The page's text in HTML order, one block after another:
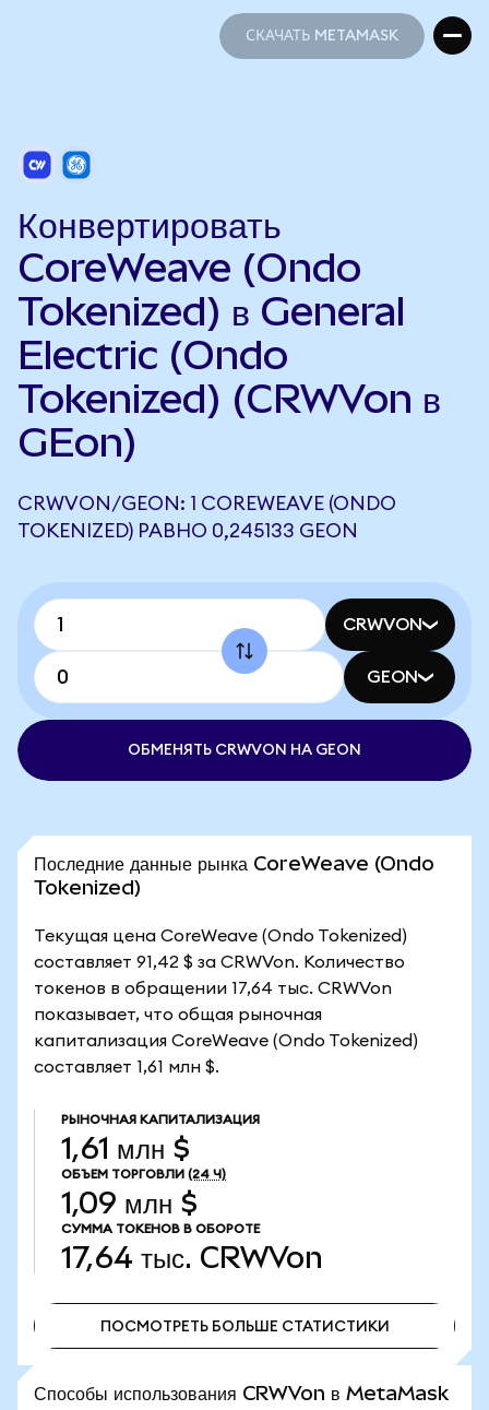
СКАЧАТЬ METAMASK
Конвертировать
CoreWeave (Ondo
Tokenized) в General
Electric (Ondo
Tokenized) (CRWVon в
GEon)
CRWVON/GEON: 1 COREWEAVE (ONDO
TOKENIZED) РАВНО 0,245133 GEON
CRWVON
GEON
ОБМЕНЯТЬ CRWVON НА GEON
Последние данные рынка CoreWeave (Ondo
Tokenized)
Текущая цена CoreWeave (Ondo Tokenized)
составляет 91,42 $ за CRWVon. Количество
токенов в обращении 17,64 тыс. CRWVon
показывает, что общая рыночная
капитализация CoreWeave (Ondo Tokenized)
составляет 1,61 млн $.
РЫНОЧНАЯ КАПИТАЛИЗАЦИЯ
1,61 млн $
ОБЪЕМ ТОРГОВЛИ (24 Ч)
1,09 млн $
СУММА ТОКЕНОВ В ОБОРОТЕ
17,64 тыс. CRWVon
ПОСМОТРЕТЬ БОЛЬШЕ СТАТИСТИКИ
Способы использования CRWVon в MetaMask